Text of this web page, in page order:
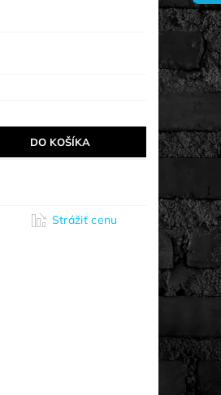
Strážiť cenu